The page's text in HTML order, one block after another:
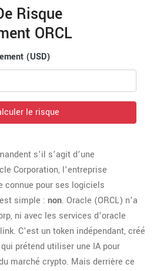
Risque
ORCL
(USD)
le risque
s’il s’agit d’une
Corporation, l’entreprise
connue pour ses logiciels
simple : non. Oracle (ORCL) n’a
ni avec les services d’oracle
C’est un token indépendant, créé
prétend utiliser une IA pour
marché crypto. Mais derrière ce